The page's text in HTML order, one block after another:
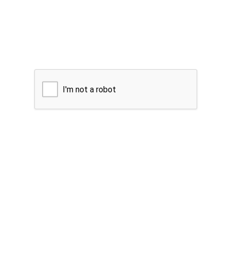
I'm not a robot